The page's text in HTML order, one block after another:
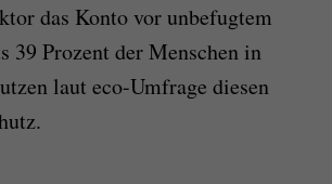
das Konto vor unbefugtem
39 Prozent der Menschen in
laut eco-Umfrage diesen